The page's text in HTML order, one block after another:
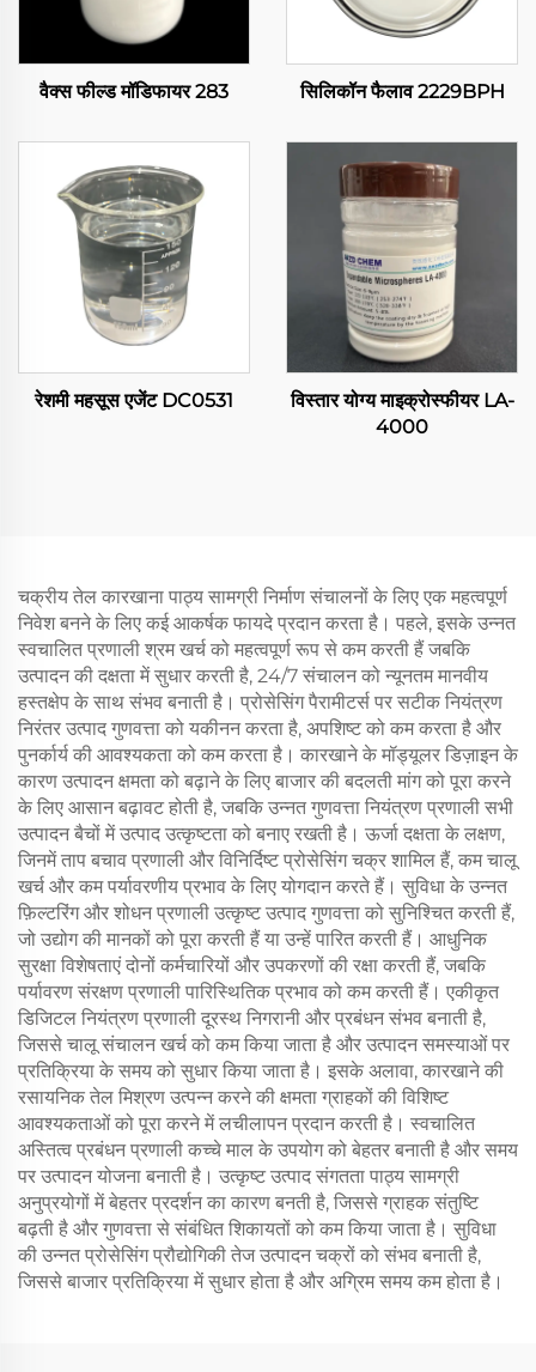
वैक्स फील्ड मॉडिफायर 283 सिलिकॉन फैलाव 2229BPH
रेशमी महसूस एजेंट DC0531
विस्तार योग्य माइक्रोस्फीयर LA-
4000
चक्रीय तेल कारखाना पाठ्य सामग्री निर्माण संचालनों के लिए एक महत्वपूर्ण
निवेश बनने के लिए कई आकर्षक फायदे प्रदान करता है। पहले, इसके उन्नत
स्वचालित प्रणाली श्रम खर्च को महत्वपूर्ण रूप से कम करती हैं जबकि
उत्पादन की दक्षता में सुधार करती है, 24/7 संचालन को न्यूनतम मानवीय
हस्तक्षेप के साथ संभव बनाती है। प्रोसेसिंग पैरामीटर्स पर सटीक नियंत्रण
निरंतर उत्पाद गुणवत्ता को यकीनन करता है, अपशिष्ट को कम करता है और
पुनर्कार्य की आवश्यकता को कम करता है। कारखाने के मॉड्यूलर डिज़ाइन के
कारण उत्पादन क्षमता को बढ़ाने के लिए बाजार की बदलती मांग को पूरा करने
के लिए आसान बढ़ावट होती है, जबकि उन्नत गुणवत्ता नियंत्रण प्रणाली सभी
उत्पादन बैचों में उत्पाद उत्कृष्टता को बनाए रखती है। ऊर्जा दक्षता के लक्षण,
जिनमें ताप बचाव प्रणाली और विनिर्दिष्ट प्रोसेसिंग चक्र शामिल हैं, कम चालू
खर्च और कम पर्यावरणीय प्रभाव के लिए योगदान करते हैं। सुविधा के उन्नत
फ़िल्टरिंग और शोधन प्रणाली उत्कृष्ट उत्पाद गुणवत्ता को सुनिश्चित करती हैं,
जो उद्योग की मानकों को पूरा करती हैं या उन्हें पारित करती हैं। आधुनिक
सुरक्षा विशेषताएं दोनों कर्मचारियों और उपकरणों की रक्षा करती हैं, जबकि
पर्यावरण संरक्षण प्रणाली पारिस्थितिक प्रभाव को कम करती हैं। एकीकृत
डिजिटल नियंत्रण प्रणाली दूरस्थ निगरानी और प्रबंधन संभव बनाती है,
जिससे चालू संचालन खर्च को कम किया जाता है और उत्पादन समस्याओं पर
प्रतिक्रिया के समय को सुधार किया जाता है। इसके अलावा, कारखाने की
रसायनिक तेल मिश्रण उत्पन्न करने की क्षमता ग्राहकों की विशिष्ट
आवश्यकताओं को पूरा करने में लचीलापन प्रदान करती है। स्वचालित
अस्तित्व प्रबंधन प्रणाली कच्चे माल के उपयोग को बेहतर बनाती है और समय
पर उत्पादन योजना बनाती है। उत्कृष्ट उत्पाद संगतता पाठ्य सामग्री
अनुप्रयोगों में बेहतर प्रदर्शन का कारण बनती है, जिससे ग्राहक संतुष्टि
बढ़ती है और गुणवत्ता से संबंधित शिकायतों को कम किया जाता है। सुविधा
की उन्नत प्रोसेसिंग प्रौद्योगिकी तेज उत्पादन चक्रों को संभव बनाती है,
जिससे बाजार प्रतिक्रिया में सुधार होता है और अग्रिम समय कम होता है।